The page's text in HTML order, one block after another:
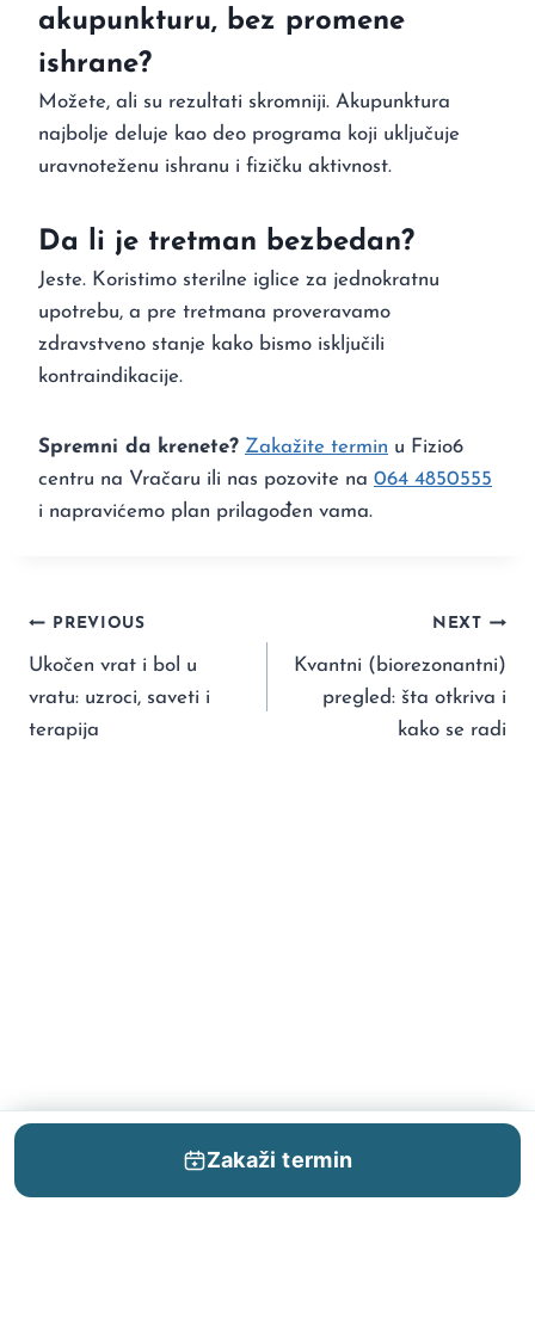
akupunkturu, bez promene
ishrane?
Možete, ali su rezultati skromniji. Akupunktura
najbolje deluje kao deo programa koji uključuje
uravnoteženu ishranu i fizičku aktivnost.
Da li je tretman bezbedan?
Jeste. Koristimo sterilne iglice za jednokratnu
upotrebu, a pre tretmana proveravamo
zdravstveno stanje kako bismo isključili
kontraindikacije.
Spremni da krenete? Zakažite termin u Fizio6
centru na Vračaru ili nas pozovite na 064 4850555
i napravićemo plan prilagođen vama.
PREVIOUS
Ukočen vrat i bol u
vratu: uzroci, saveti i
terapija
NEXT
Kvantni (biorezonantni)
pregled: šta otkriva i
kako se radi
Zakaži termin